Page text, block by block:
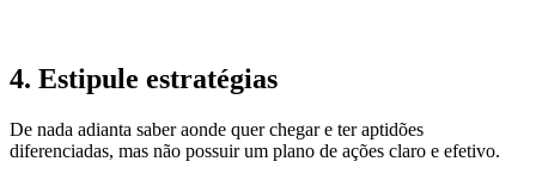
4. Estipule estratégias
De nada adianta saber aonde quer chegar e ter aptidões
diferenciadas, mas não possuir um plano de ações claro e efetivo.